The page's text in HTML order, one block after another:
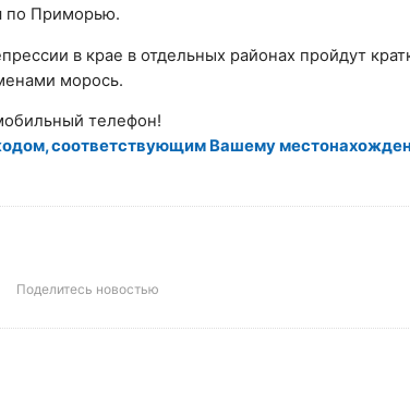
по Приморью.
в крае в отдельных районах пройдут
морось.
телефон!
соответствующим Вашему
Поделитесь новостью